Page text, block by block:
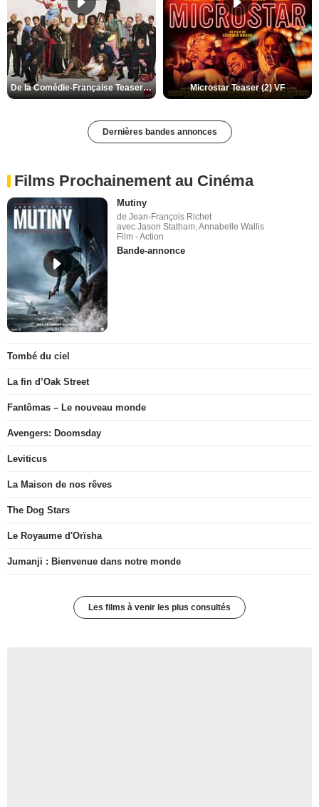
De la Comédie-Française Teaser (3) VF Microstar Teaser (2) VF
Dernières bandes annonces
Films Prochainement au Cinéma
Mutiny
de Jean-François Richet
avec Jason Statham, Annabelle Wallis
Film - Action
Bande-annonce
Tombé du ciel
La fin d’Oak Street
Fantômas – Le nouveau monde
Avengers: Doomsday
Leviticus
La Maison de nos rêves
The Dog Stars
Le Royaume d'Orïsha
Jumanji : Bienvenue dans notre monde
Les films à venir les plus consultés